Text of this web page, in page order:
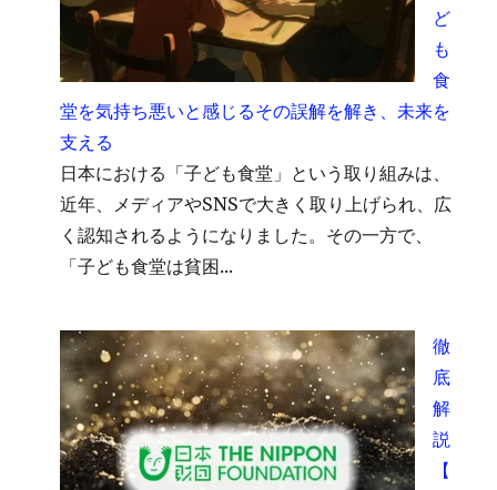
ど
も
食
堂を気持ち悪いと感じるその誤解を解き、未来を
支える
日本における「子ども食堂」という取り組みは、
近年、メディアやSNSで大きく取り上げられ、広
く認知されるようになりました。その一方で、
「子ども食堂は貧困...
徹
底
解
説
【